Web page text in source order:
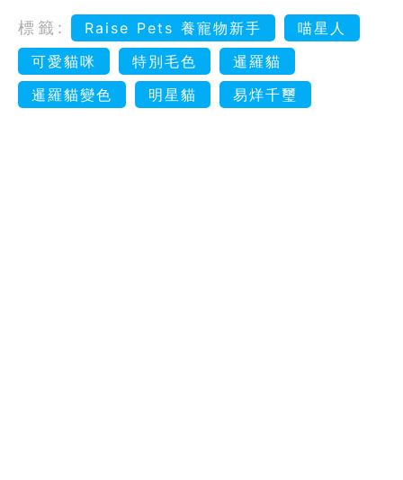
標籤: Raise Pets 養寵物新手
喵星人
可愛貓咪
特別毛色
暹羅貓
暹羅貓變色
明星貓 易烊千璽